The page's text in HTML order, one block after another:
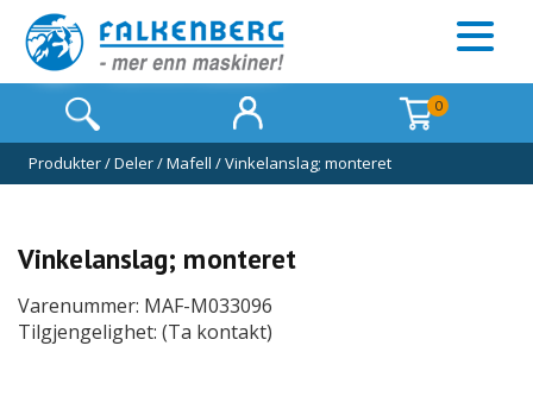
0
Produkter/Deler/Mafell /Vinkelanslag; monteret
Vinkelanslag; monteret
Varenummer: MAF-M033096
Tilgjengelighet: (Ta kontakt)